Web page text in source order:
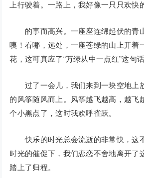
上行驶着。一路上，我好像一只只欢快
的事而高兴。一座座连绵起伏的青山
咦！看哪，远处，一座苍绿的山上开着
花，这可真应了“万绿从中一点红”这句话
过了一会儿，我们来到一块空地上
的风筝随风而上。风筝越飞越高，越飞
个小黑点了，这时我欢呼雀跃。
快乐的时光总会流逝的非常快，这
时光的催促下，我们恋恋不舍地离开了
踏上了归程。